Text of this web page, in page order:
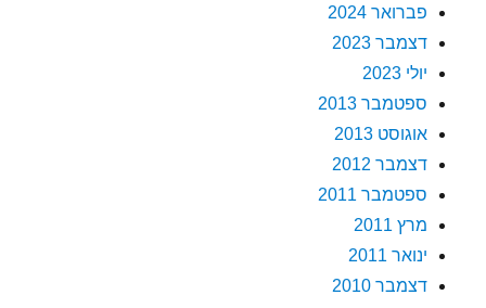
פברואר 2024
דצמבר 2023
יולי 2023
ספטמבר 2013
אוגוסט 2013
דצמבר 2012
ספטמבר 2011
מרץ 2011
ינואר 2011
דצמבר 2010